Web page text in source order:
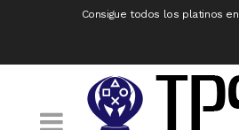
Consigue todos los platinos en